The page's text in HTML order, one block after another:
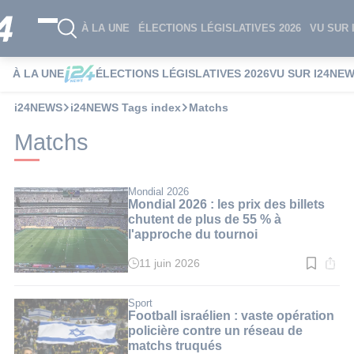
À LA UNE ÉLECTIONS LÉGISLATIVES 2026 VU SUR
À LA UNE ÉLECTIONS LÉGISLATIVES 2026VU SUR
i24NEWS i24NEWS Tags index Matchs
Matchs
Mondial 2026
Mondial 2026 : les prix des billets
chutent de plus de 55 % à
l'approche du tournoi
Temps
:
3
min.
11 juin 2026
Sport
Football israélien : vaste opération
policière contre un réseau de
matchs truqués